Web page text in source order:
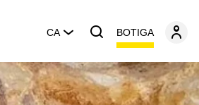
CA BOTIGA